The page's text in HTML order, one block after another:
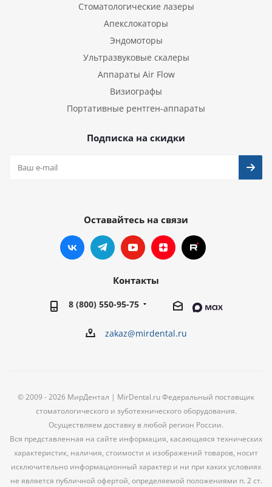
Стоматологические лазеры
Апекслокаторы
Эндомоторы
Ультразвуковые скалеры
Аппараты Air Flow
Визиографы
Портативные рентген-аппараты
Подписка на скидки
Оставайтесь на связи
Контакты
8 (800) 550-95-75
zakaz@mirdental.ru
© 2009 - 2026 МирДентал | MirDental.ru Федеральный поставщик
стоматологического и зуботехнического оборудования.
Осуществляем доставку в любой регион России.
Вся представленная на сайте информация, касающаяся технических
характеристик, наличия, стоимости и изображений товаров, носит
исключительно информационный характер и ни при каких условиях
не является публичной офертой, определяемой положениями п. 2 ст.